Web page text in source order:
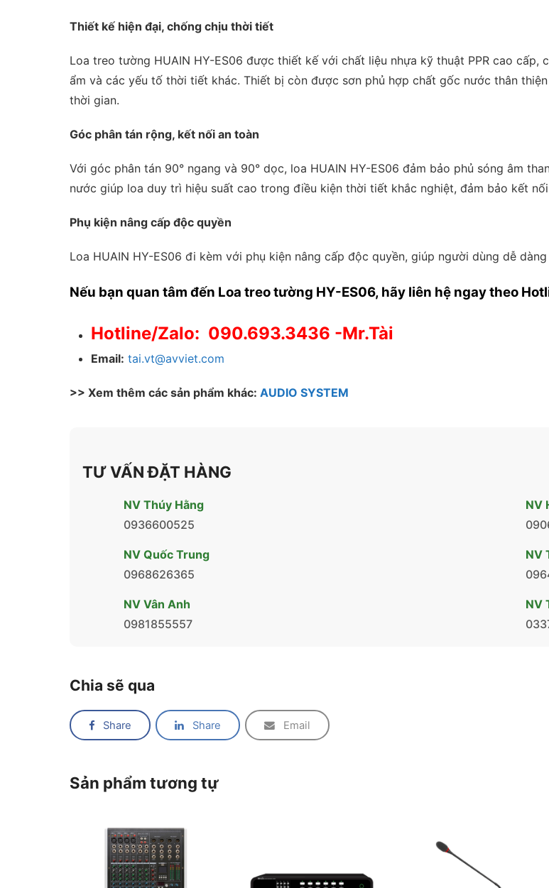
Thiết kế hiện đại, chống chịu thời tiết
Loa treo tường HUAIN HY-ES06 được thiết kế với chất liệu nhựa kỹ thuật PPR cao
ẩm và các yếu tố thời tiết khác. Thiết bị còn được sơn phủ hợp chất gốc nước thân
thời gian.
Góc phân tán rộng, kết nối an toàn
Với góc phân tán 90° ngang và 90° dọc, loa HUAIN HY-ES06 đảm bảo phủ sóng âm
nước giúp loa duy trì hiệu suất cao trong điều kiện thời tiết khắc nghiệt, đảm bảo kết
Phụ kiện nâng cấp độc quyền
Loa HUAIN HY-ES06 đi kèm với phụ kiện nâng cấp độc quyền, giúp người dùng dễ
Nếu bạn quan tâm đến Loa treo tường HY-ES06, hãy liên hệ ngay theo
Hotline/Zalo: 090.693.3436 -Mr.Tài
Email: tai.vt@avviet.com
>> Xem thêm các sản phẩm khác: AUDIO SYSTEM
TƯ VẤN ĐẶT HÀNG
NV Thúy Hằng
0936600525
NV
NV Quốc Trung
0968626365
NV
NV Vân Anh
0981855557
NV
Chia sẽ qua
Share Share Email
Sản phẩm tương tự